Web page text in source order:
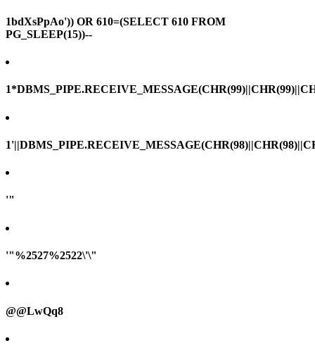
1bdXsPpAo')) OR 610=(SELECT 610 FROM
PG_SLEEP(15))--
'"
'"%2527%2522\'\"
@@LwQq8